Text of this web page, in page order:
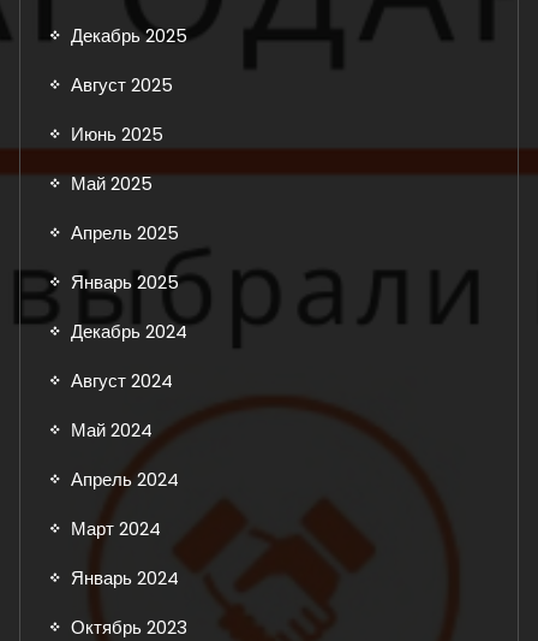
Декабрь 2025
Август 2025
Июнь 2025
Май 2025
Апрель 2025
Январь 2025
Декабрь 2024
Август 2024
Май 2024
Апрель 2024
Март 2024
Январь 2024
Октябрь 2023